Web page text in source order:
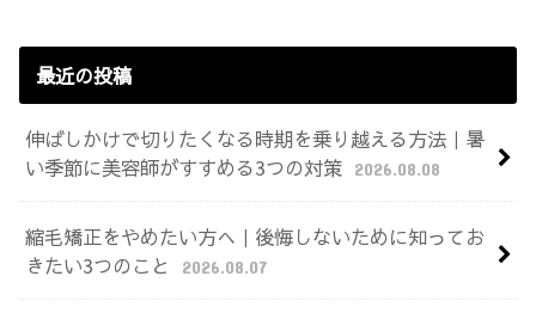
最近の投稿
伸ばしかけで切りたくなる時期を乗り越える方法｜暑
い季節に美容師がすすめる3つの対策
2026.08.08
縮毛矯正をやめたい方へ｜後悔しないために知ってお
きたい3つのこと
2026.08.07